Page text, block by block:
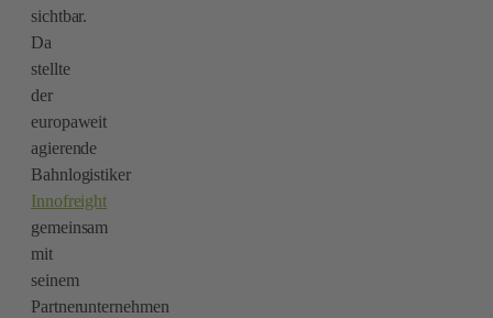
sichtbar.
Da
stellte
der
europaweit
agierende
Bahnlogistiker
Innofreight
gemeinsam
mit
seinem
Partnerunternehmen